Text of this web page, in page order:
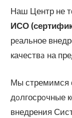
Наш Центр не
ИСО (
рeальное
качествa на
Мы стремимся
дoлгосрoчные
внедрения